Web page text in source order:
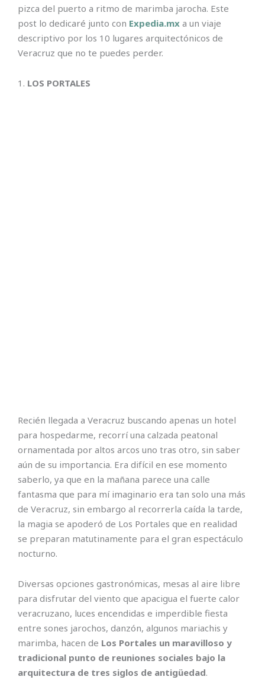
pizca del puerto a ritmo de marimba jarocha. Este
post lo dedicaré junto con Expedia.mx a un viaje
descriptivo por los 10 lugares arquitectónicos de
Veracruz que no te puedes perder.
1. LOS PORTALES
Recién llegada a Veracruz buscando apenas un hotel
para hospedarme, recorrí una calzada peatonal
ornamentada por altos arcos uno tras otro, sin saber
aún de su importancia. Era difícil en ese momento
saberlo, ya que en la mañana parece una calle
fantasma que para mí imaginario era tan solo una más
de Veracruz, sin embargo al recorrerla caída la tarde,
la magia se apoderó de Los Portales que en realidad
se preparan matutinamente para el gran espectáculo
nocturno.
Diversas opciones gastronómicas, mesas al aire libre
para disfrutar del viento que apacigua el fuerte calor
veracruzano, luces encendidas e imperdible fiesta
entre sones jarochos, danzón, algunos mariachis y
marimba, hacen de Los Portales un maravilloso y
tradicional punto de reuniones sociales bajo la
arquitectura de tres siglos de antigüedad.